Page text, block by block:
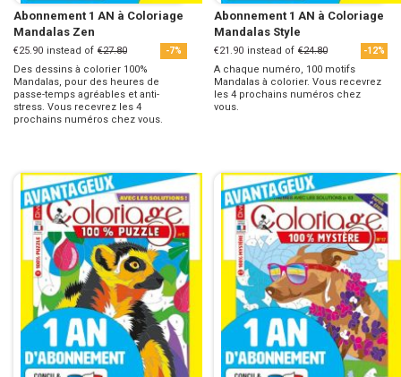
Abonnement 1 AN à Coloriage
Mandalas Zen
€25.90 instead of €27.80 -7%
Des dessins à colorier 100%
Mandalas, pour des heures de
passe-temps agréables et anti-
stress. Vous recevrez les 4
prochains numéros chez vous.
Abonnement 1 AN à Coloriage
Mandalas Style
€21.90 instead of €24.80 -12%
A chaque numéro, 100 motifs
Mandalas à colorier. Vous recevrez
les 4 prochains numéros chez
vous.